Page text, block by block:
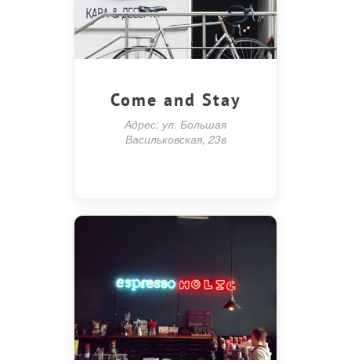
Come and Stay
Адрес: ул. Большая
Васильковская, 23в